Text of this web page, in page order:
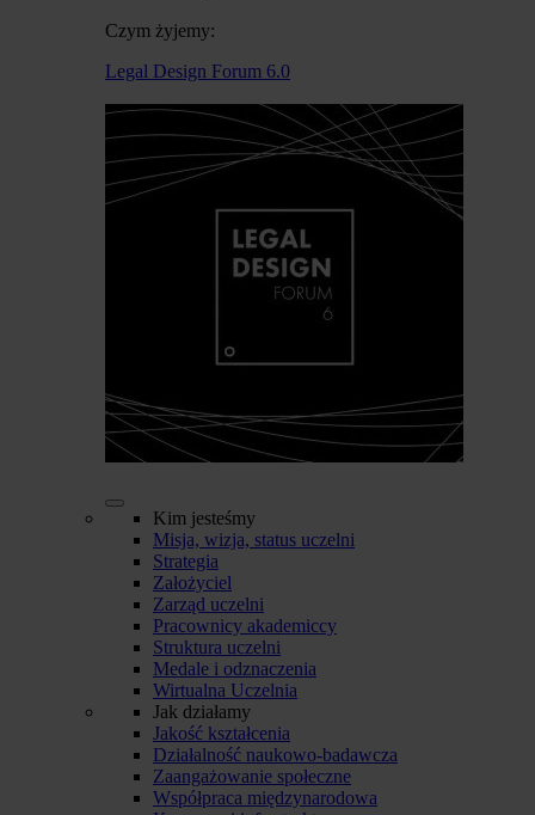
Czym żyjemy:
Legal Design Forum 6.0
Kim jesteśmy
Misja, wizja, status uczelni
Strategia
Założyciel
Zarząd uczelni
Pracownicy akademiccy
Struktura uczelni
Medale i odznaczenia
Wirtualna Uczelnia
Jak działamy
Jakość kształcenia
Działalność naukowo-badawcza
Zaangażowanie społeczne
Współpraca międzynarodowa